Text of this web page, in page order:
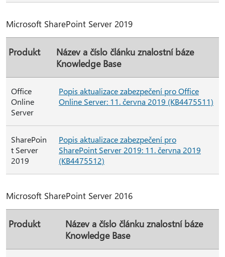
Microsoft SharePoint Server 2019
Produkt
Název a číslo článku znalostní báze
Knowledge Base
Office
Online
Server
Popis aktualizace zabezpečení pro Office
Online Server: 11. června 2019 (KB4475511)
SharePoin
t Server
2019
Popis aktualizace zabezpečení pro
SharePoint Server 2019: 11. června 2019
(KB4475512)
Microsoft SharePoint Server 2016
Produkt
Název a číslo článku znalostní báze
Knowledge Base